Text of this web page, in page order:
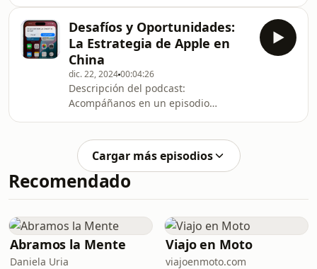
pierdas un análisis profundo sobre la
delgada línea entre la libertad de
expresión y la lucha
cómo la guerra ha evolucionado en el
mundo digital. Descubre las tácticas
híbridas que combinan lo militar con
lo cibernético y reflexiona sobre la
preparación de nuestro propio país
frente a estos nuevos desafíos. ¡No te
lo puedes perder!
Desafíos y Oportunidades:
La Estrategia de Apple en
China
dic. 22, 202400:04:26
Descripción del podcast:
Acompáñanos en un episodio
mercado chino, un escenario lleno de
desafíos y oportunidades. Desde las
restricciones en inteligencia artificial
hasta las alianzas con gigantes
analizamos cómo la marca de la
manzana busca adaptarse para no
quedarse atrás. ¡Sumérgete en el
Cargar más episodios
Recomendado
Abramos la Mente
Daniela Uria
Viajo en Moto
viajoenmoto.com